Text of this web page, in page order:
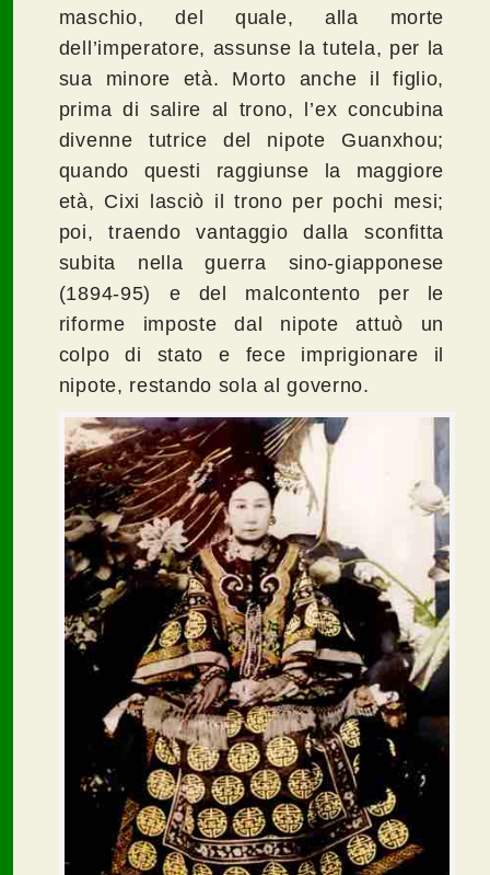
maschio, del quale, alla morte
dell’imperatore, assunse la tutela, per la
sua minore età. Morto anche il figlio,
prima di salire al trono, l’ex concubina
divenne tutrice del nipote Guanxhou;
quando questi raggiunse la maggiore
età, Cixi lasciò il trono per pochi mesi;
poi, traendo vantaggio dalla sconfitta
subita nella guerra sino-giapponese
(1894-95) e del malcontento per le
riforme imposte dal nipote attuò un
colpo di stato e fece imprigionare il
nipote, restando sola al governo.